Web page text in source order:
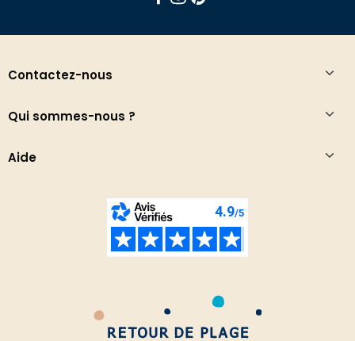
Contactez-nous
Qui sommes-nous ?
Aide